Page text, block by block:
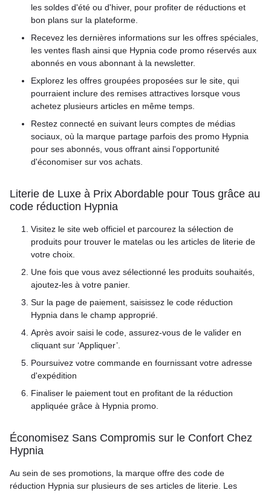
les soldes d'été ou d'hiver, pour profiter de réductions et
bon plans sur la plateforme.
Recevez les dernières informations sur les offres spéciales,
les ventes flash ainsi que Hypnia code promo réservés aux
abonnés en vous abonnant à la newsletter.
Explorez les offres groupées proposées sur le site, qui
pourraient inclure des remises attractives lorsque vous
achetez plusieurs articles en même temps.
Restez connecté en suivant leurs comptes de médias
sociaux, où la marque partage parfois des promo Hypnia
pour ses abonnés, vous offrant ainsi l'opportunité
d'économiser sur vos achats.
Literie de Luxe à Prix Abordable pour Tous grâce au
code réduction Hypnia
Visitez le site web officiel et parcourez la sélection de
produits pour trouver le matelas ou les articles de literie de
votre choix.
Une fois que vous avez sélectionné les produits souhaités,
ajoutez-les à votre panier.
Sur la page de paiement, saisissez le code réduction
Hypnia dans le champ approprié.
Après avoir saisi le code, assurez-vous de le valider en
cliquant sur ‘Appliquer’.
Poursuivez votre commande en fournissant votre adresse
d'expédition
Finaliser le paiement tout en profitant de la réduction
appliquée grâce à Hypnia promo.
Économisez Sans Compromis sur le Confort Chez
Hypnia
Au sein de ses promotions, la marque offre des code de
réduction Hypnia sur plusieurs de ses articles de literie. Les